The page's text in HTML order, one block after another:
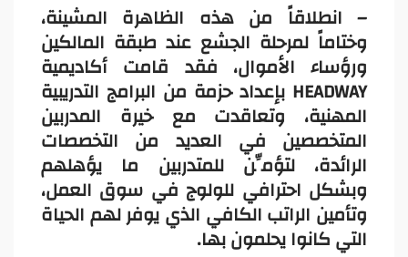
– انطلاقاً من هذه الظاهرة المشينة،
وختاماً لمرحلة الجشع عند طبقة المالكين
ورؤساء الأموال، فقد قامت أكاديمية
HEADWAY بإعداد حزمة من البرامج التدريبية
المهنية، وتعاقدت مع خيرة المدربين
المتخصصين في العديد من التخصصات
الرائدة، لتؤمِّن للمتدربين ما يؤهلهم
وبشكل احترافي للولوج في سوق العمل،
وتأمين الراتب الكافي الذي يوفر لهم الحياة
التي كانوا يحلمون بها.